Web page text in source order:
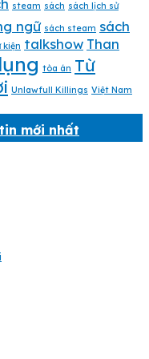
steam sách sách lịch sử
ngữ sách steam sách
kiện talkshow Than
tòa án Từ
Unlawfull Killings Việt Nam
mới nhất